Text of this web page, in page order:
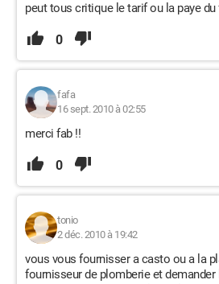
peut tous critique le tarif ou la paye
0
fafa
16 sept. 2010 à 02:55
merci fab !!
0
tonio
2 déc. 2010 à 19:42
vous vous fournisser a casto ou a la
fournisseur de plomberie et demander